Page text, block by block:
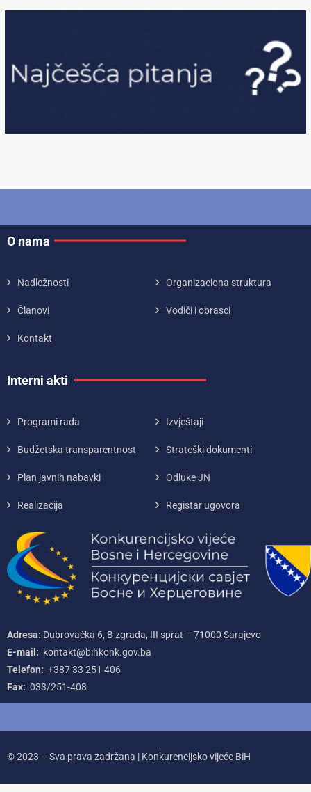
O nama
Nadležnosti Organizaciona struktura
Članovi Vodiči i obrasci
Kontakt
Interni akti
Programi rada Izvještaji
Budžetska transparentnost Strateški dokumenti
Plan javnih nabavki Odluke JN
Realizacija Registar ugovora
Adresa: Dubrovačka 6, B zgrada, III sprat – 71000‌ Sarajevo
E-mail: kontakt@bihkonk.gov.ba
Telefon: +387‌ 33‌ 251‌ 406
Fax: 033/251-408
© 2023 – Sva prava zadržana | Konkurencijsko vijeće BiH